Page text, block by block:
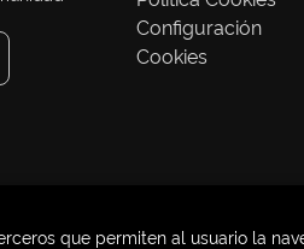
Configuración
Cookies
que permiten al usuario la